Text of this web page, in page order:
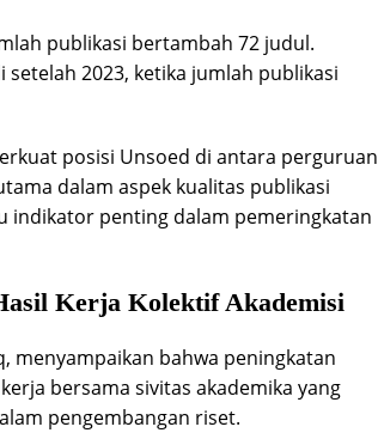
publikasi bertambah 72 judul.
2023, ketika jumlah publikasi
posisi Unsoed di antara perguruan
dalam aspek kualitas publikasi
indikator penting dalam pemeringkatan
Kerja Kolektif Akademisi
menyampaikan bahwa peningkatan
bersama sivitas akademika yang
pengembangan riset.